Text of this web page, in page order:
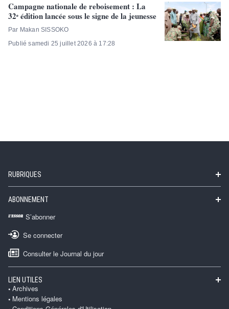
Campagne nationale de reboisement : La
32ᵉ édition lancée sous le signe de la jeunesse
Par Makan SISSOKO
Publié samedi 25 juillet 2026 à 17:28
RUBRIQUES
ABONNEMENT
S’abonner
Se connecter
Consulter le Journal du jour
LIEN UTILES
Archives
Mentions légales